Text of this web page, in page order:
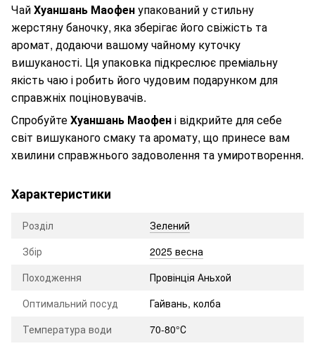
ЧайХуаншань Маофенупакований у стильну
жерстяну баночку, яка зберігає його свіжість та
аромат, додаючи вашому чайному куточку
вишуканості. Ця упаковка підкреслює преміальну
якість чаю і робить його чудовим подарунком для
справжніх поціновувачів.
СпробуйтеХуаншань Маофені відкрийте для себе
світ вишуканого смаку та аромату, що принесе вам
хвилини справжнього задоволення та умиротворення.
Характеристики
Розділ
Зелений
Збір
2025 весна
Походження
Провінція Аньхой
Оптимальний посуд
Гайвань, колба
Температура води
70-80°С